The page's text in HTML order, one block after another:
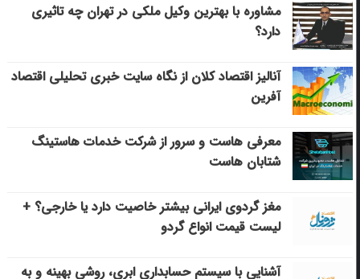
مشاوره با بهترین وکیل ملکی در تهران چه تاثیری
دارد؟
آنالیز اقتصاد کلان از نگاه سایت خبری تحلیلی اقتصاد
آفرین
معرفی هاست و سرور از شرکت خدمات هاستینگ
شتابان هاست
مغز گردوی ایرانی بیشتر خاصیت دارد یا خارجی؟ +
لیست قیمت انواع گردو
آشنایی با سیستم حسابداری ابری، روشی بهینه و به